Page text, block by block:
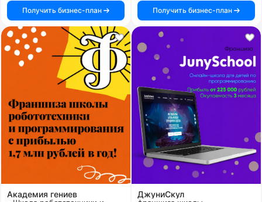
Получить бизнес-план Получить бизнес-план
Академия гениев ДжуниСкул